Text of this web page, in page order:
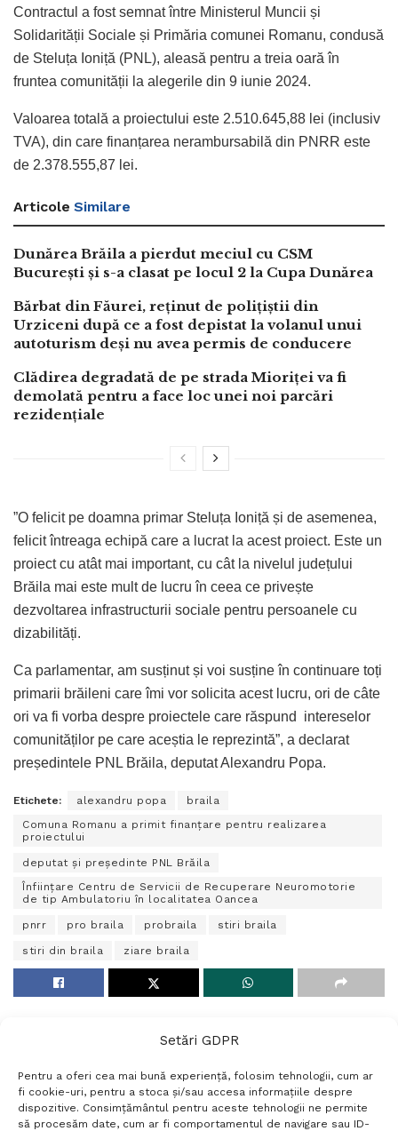
Setări GDPR
Pentru a oferi cea mai bună experiență, folosim tehnologii, cum ar
fi cookie-uri, pentru a stoca și/sau accesa informațiile despre
dispozitive. Consimțământul pentru aceste tehnologii ne permite
să procesăm date, cum ar fi comportamentul de navigare sau ID-
Contractul a fost semnat între Ministerul Muncii și
Solidarității Sociale și Primăria comunei Romanu, condusă
de Steluța Ioniță (PNL), aleasă pentru a treia oară în
fruntea comunității la alegerile din 9 iunie 2024.
Valoarea totală a proiectului este 2.510.645,88 lei (inclusiv
TVA), din care finanțarea nerambursabilă din PNRR este
de 2.378.555,87 lei.
Articole Similare
Dunărea Brăila a pierdut meciul cu CSM
București și s-a clasat pe locul 2 la Cupa Dunărea
Bărbat din Făurei, reținut de polițiștii din
Urziceni după ce a fost depistat la volanul unui
autoturism deși nu avea permis de conducere
Clădirea degradată de pe strada Mioriței va fi
demolată pentru a face loc unei noi parcări
rezidențiale
”O felicit pe doamna primar Steluța Ioniță și de asemenea,
felicit întreaga echipă care a lucrat la acest proiect. Este un
proiect cu atât mai important, cu cât la nivelul județului
Brăila mai este mult de lucru în ceea ce privește
dezvoltarea infrastructurii sociale pentru persoanele cu
dizabilități.
Ca parlamentar, am susținut și voi susține în continuare toți
primarii brăileni care îmi vor solicita acest lucru, ori de câte
ori va fi vorba despre proiectele care răspund intereselor
comunităților pe care aceștia le reprezintă”, a declarat
președintele PNL Brăila, deputat Alexandru Popa.
Etichete: alexandru popa
braila
Comuna Romanu a primit finanțare pentru realizarea
proiectului
deputat și președinte PNL Brăila
Înființare Centru de Servicii de Recuperare Neuromotorie
de tip Ambulatoriu în localitatea Oancea
pnrr pro braila probraila stiri braila
stiri din braila ziare braila